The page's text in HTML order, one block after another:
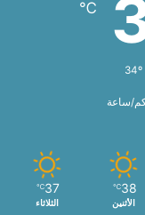
℃
38
℃
الأثنين
37
℃
الثلاثاء